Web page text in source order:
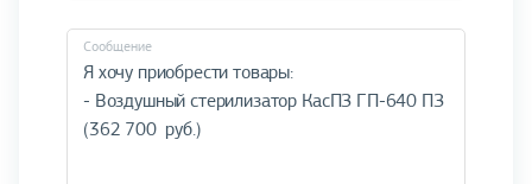
Cообщение